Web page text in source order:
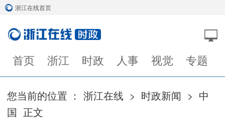
浙江在线首页
首页 浙江 时政 人事 视觉 专题
您当前的位置 ： 浙江在线 > 时政新闻 > 中
国 正文